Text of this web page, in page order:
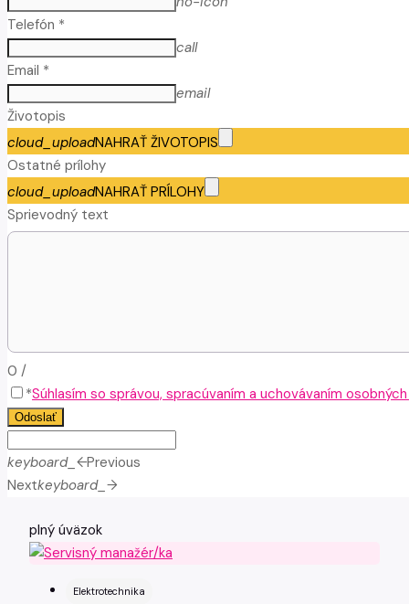
Telefón *
call
Email *
email
Životopis
cloud_uploadNAHRAŤ ŽIVOTOPIS
Ostatné prílohy
cloud_uploadNAHRAŤ PRÍLOHY
Sprievodný text
0 /
*Súhlasím so správou, spracúvaním a uchovávaním
Odoslať
keyboard_arrow_leftPrevious
Nextkeyboard_arrow_right
plný úväzok
Elektrotechnika